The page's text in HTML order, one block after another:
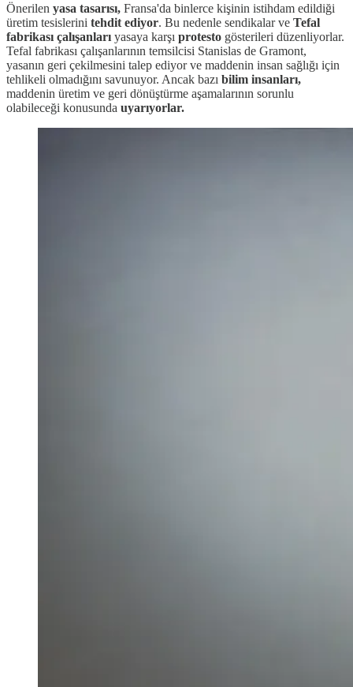
Önerilen yasa tasarısı, Fransa'da binlerce kişinin istihdam edildiği
üretim tesislerini tehdit ediyor. Bu nedenle sendikalar ve Tefal
fabrikası çalışanları yasaya karşı protesto gösterileri düzenliyorlar.
Tefal fabrikası çalışanlarının temsilcisi Stanislas de Gramont,
yasanın geri çekilmesini talep ediyor ve maddenin insan sağlığı için
tehlikeli olmadığını savunuyor. Ancak bazı bilim insanları,
maddenin üretim ve geri dönüştürme aşamalarının sorunlu
olabileceği konusunda uyarıyorlar.